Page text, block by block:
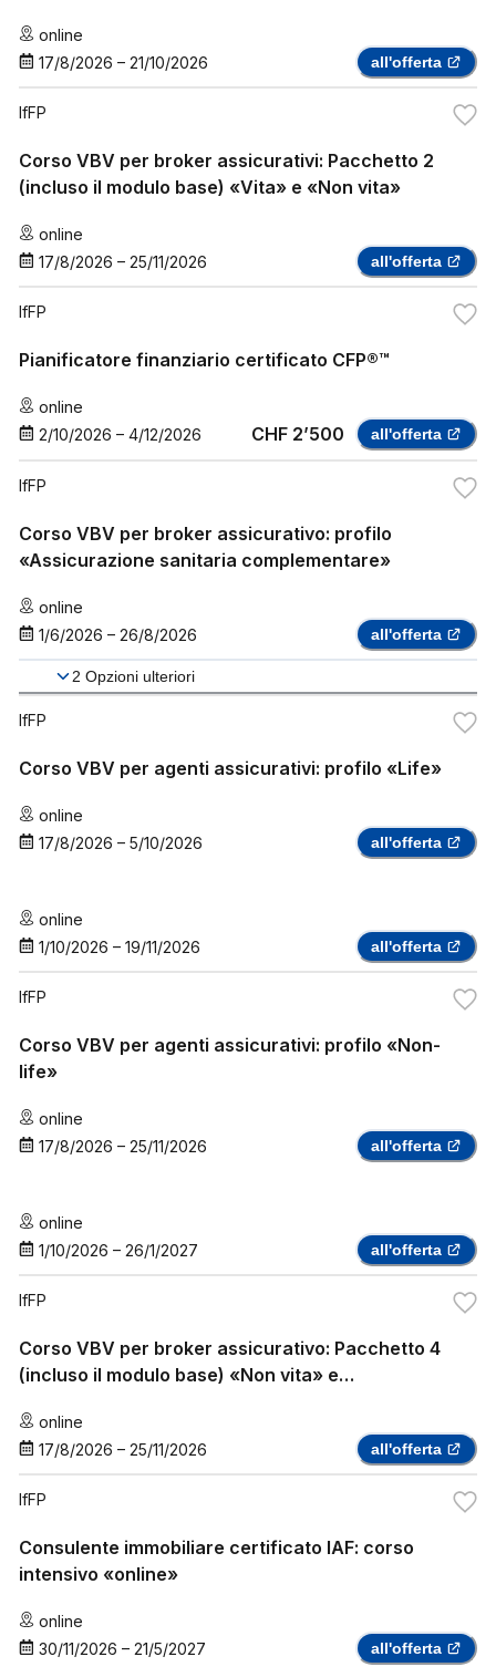
online
17/8/2026 – 21/10/2026 all'offerta
IfFP
Corso VBV per broker assicurativi: Pacchetto 2
(incluso il modulo base) «Vita» e «Non vita»
online
17/8/2026 – 25/11/2026 all'offerta
IfFP
Pianificatore finanziario certificato CFP®™
online
2/10/2026 – 4/12/2026 CHF 2’500 all'offerta
IfFP
Corso VBV per broker assicurativo: profilo
«Assicurazione sanitaria complementare»
online
1/6/2026 – 26/8/2026 all'offerta
2 Opzioni ulteriori
IfFP
Corso VBV per agenti assicurativi: profilo «Life»
online
17/8/2026 – 5/10/2026 all'offerta
online
1/10/2026 – 19/11/2026 all'offerta
IfFP
Corso VBV per agenti assicurativi: profilo «Non-
life»
online
17/8/2026 – 25/11/2026 all'offerta
online
1/10/2026 – 26/1/2027 all'offerta
IfFP
Corso VBV per broker assicurativo: Pacchetto 4
(incluso il modulo base) «Non vita» e
online
17/8/2026 – 25/11/2026 all'offerta
IfFP
Consulente immobiliare certificato IAF: corso
intensivo «online»
online
30/11/2026 – 21/5/2027 all'offerta